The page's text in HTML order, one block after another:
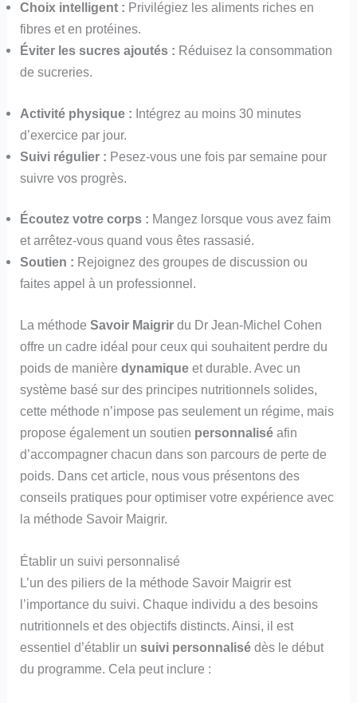
Choix intelligent : Privilégiez les aliments riches en
fibres et en protéines.
Éviter les sucres ajoutés : Réduisez la consommation
de sucreries.
Activité physique : Intégrez au moins 30 minutes
d’exercice par jour.
Suivi régulier : Pesez-vous une fois par semaine pour
suivre vos progrès.
Écoutez votre corps : Mangez lorsque vous avez faim
et arrêtez-vous quand vous êtes rassasié.
Soutien : Rejoignez des groupes de discussion ou
faites appel à un professionnel.
La méthodeSavoir Maigrir du Dr Jean-Michel Cohen
offre un cadre idéal pour ceux qui souhaitent perdre du
poids de manièredynamique et durable. Avec un
système basé sur des principes nutritionnels solides,
cette méthode n’impose pas seulement un régime, mais
propose également un soutien personnalisé afin
d’accompagner chacun dans son parcours de perte de
poids. Dans cet article, nous vous présentons des
conseils pratiques pour optimiser votre expérience avec
la méthode Savoir Maigrir.
Établir un suivi personnalisé
L’un des piliers de la méthode Savoir Maigrir est
l’importance du suivi. Chaque individu a des besoins
nutritionnels et des objectifs distincts. Ainsi, il est
essentiel d’établir unsuivi personnalisé dès le début
du programme. Cela peut inclure :